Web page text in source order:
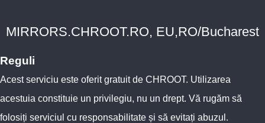
MIRRORS.CHROOT.RO, EU,RO/Bucharest
Reguli
Acest serviciu este oferit gratuit de CHROOT. Utilizarea
acestuia constituie un privilegiu, nu un drept. Vă rugăm să
folosiți serviciul cu responsabilitate și să evitați abuzul.